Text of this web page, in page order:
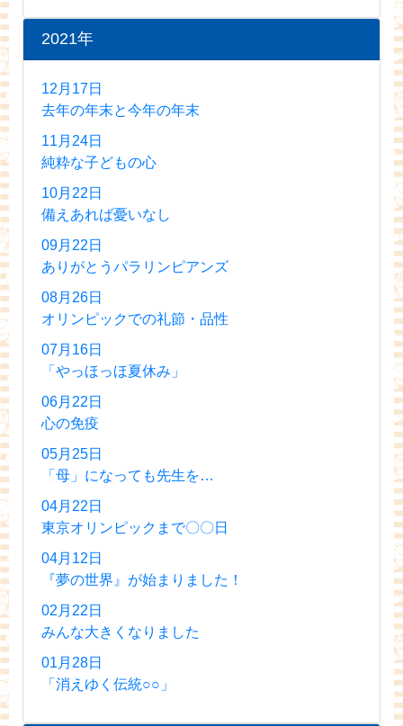
2021年
12月17日
去年の年末と今年の年末
11月24日
純粋な子どもの心
10月22日
備えあれば憂いなし
09月22日
ありがとうパラリンピアンズ
08月26日
オリンピックでの礼節・品性
07月16日
「やっほっほ夏休み」
06月22日
心の免疫
05月25日
「母」になっても先生を…
04月22日
東京オリンピックまで〇〇日
04月12日
『夢の世界』が始まりました！
02月22日
みんな大きくなりました
01月28日
「消えゆく伝統○○」